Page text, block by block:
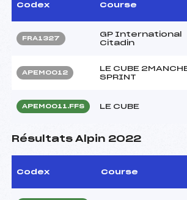
Codex Course
FRA1327
GP International
Citadin
APEM0012
LE CUBE
SPRINT
APEM0011.FFS LE CUBE
Résultats Alpin 2022
Codex Course